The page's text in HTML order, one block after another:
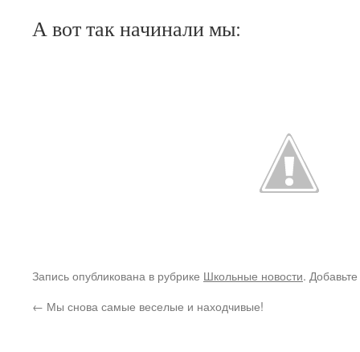
А вот так начинали мы:
Запись опубликована в рубрике Школьные новости.
← Мы снова самые веселые и находчивые!